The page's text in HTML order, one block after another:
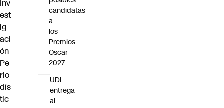
Inv
est
ig
aci
ón
Pe
rio
dís
tic
candidatas
a
los
Premios
Oscar
2027
UDI
entrega
al